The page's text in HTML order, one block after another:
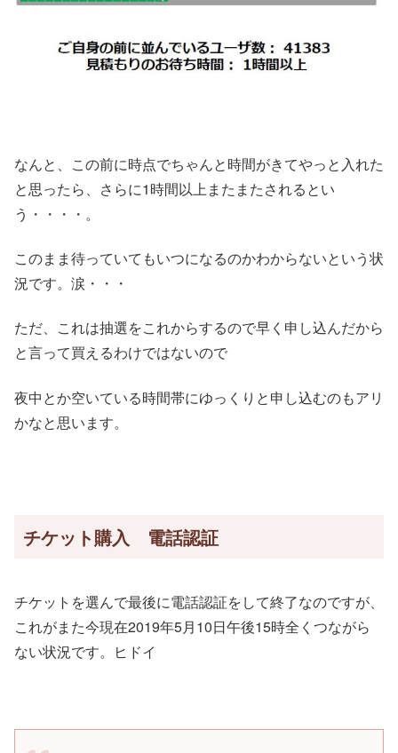
なんと、この前に時点でちゃんと時間がきてやっと入れた
と思ったら、さらに1時間以上またまたされるとい
う・・・・。
このまま待っていてもいつになるのかわからないという状
況です。涙・・・
ただ、これは抽選をこれからするので早く申し込んだから
と言って買えるわけではないので
夜中とか空いている時間帯にゆっくりと申し込むのもアリ
かなと思います。
チケット購入 電話認証
チケットを選んで最後に電話認証をして終了なのですが、
これがまた今現在2019年5月10日午後15時全くつながら
ない状況です。ヒドイ